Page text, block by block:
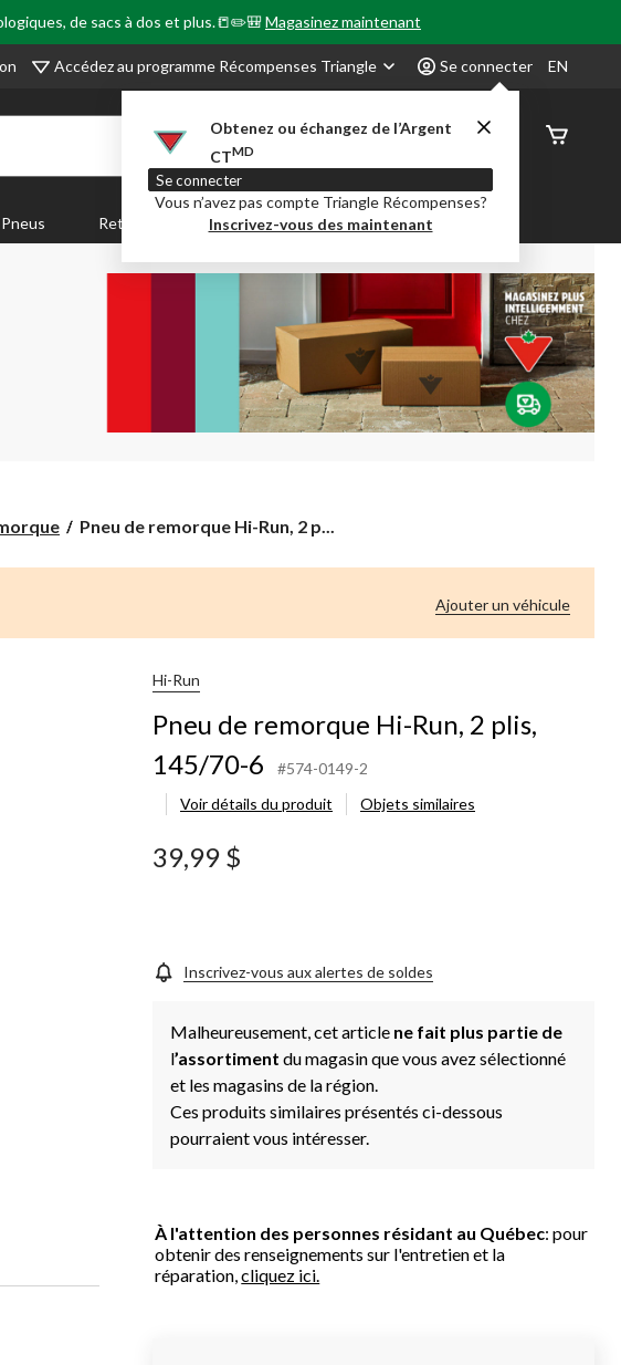
de sacs à dos et plus.📒✏️🎒Magasinez maintenant
Accédez au programme Récompenses Triangle Se connecter
Obtenez ou échangez de l’Argent
CTMD
Se connecter
Vous n’avez pas compte Triangle Récompenses?
Inscrivez-vous des maintenant
EN
État de
Pneus Retour en Classe Party City Centre-auto
Pneu
remorque
Pneu de remorque Hi-Run, 2 p...
Ajouter un véhicule
Hi-Run
Pneu de remorque Hi-Run, 2 plis,
145/70-6
#574-0149-2
Voir détails du produit
Objets similaires
39,99 $
Inscrivez-vous aux alertes de soldes
Malheureusement, cet article ne fait plus partie de
l’assortiment du magasin que vous avez sélectionné
et les magasins de la région.
Ces produits similaires présentés ci-dessous
pourraient vous intéresser.
À l'attention des personnes résidant au Québec: pour
obtenir des renseignements sur l'entretien et la
réparation,cliquez ici.